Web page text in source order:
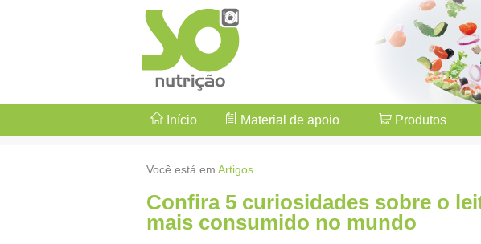
Início Material de apoio Produtos
Você está em Artigos
Confira 5 curiosidades sobre o
mais consumido no mundo